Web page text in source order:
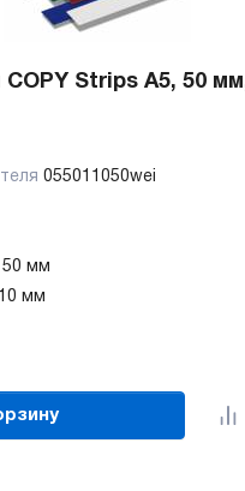
COPY Strips A5, 50
055011050wei
50 мм
мм